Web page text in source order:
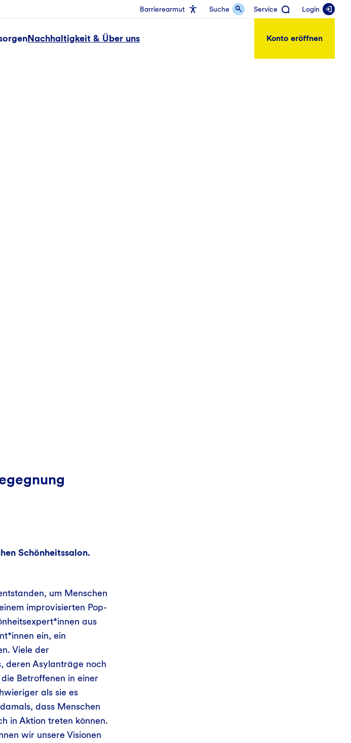
Barrierearmut Suche Service Login
Nachhaltigkeit & Über uns Konto eröffnen
Schönheitssalon.
um Menschen
improvisierten Pop-
aus
ein, ein
Viele der
deren Asylanträge noch
Betroffenen in einer
als sie es
dass Menschen
in Aktion treten können.
wir unsere Visionen